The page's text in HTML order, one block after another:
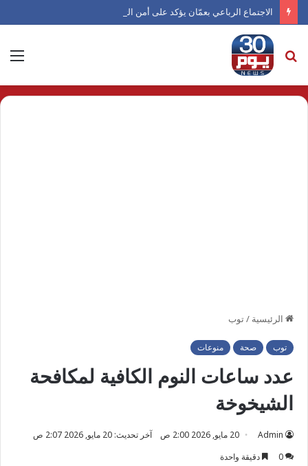
الاجتماع الرباعي بعمّان يؤكد على أمن التجارة وحرية الملاحة الدولية
بحث
عن
الرئيسية /توب
توب صحة منوعات
عدد ساعات النوم الكافية لمكافحة
الشيخوخة
Admin 20 مايو, 2026 2:00 ص
آخر تحديث: 20 مايو, 2026 2:07 ص
0
دقيقة واحدة